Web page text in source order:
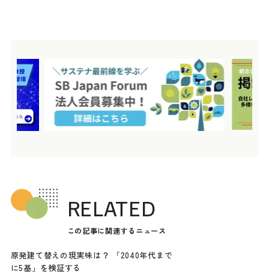
RELATED
この記事に関連するニュース
原発建て替えの現実味は？ 「2040年代まで
に5基」を検証する